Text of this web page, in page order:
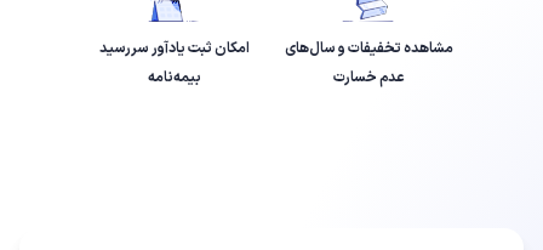
مشاهده تخفیفات و سال‌های
عدم خسارت
امکان ثبت یادآور سررسید
بیمه‌نامه